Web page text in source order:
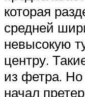
которая
средней
невысокую
центру.
из фетра. Но
начал